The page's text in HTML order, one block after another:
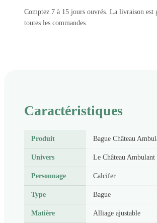
Comptez 7 à 15 jours ouvrés. La livraison est
toutes les commandes.
Caractéristiques
Produit Bague Château
Univers Le Château Ambulant
Personnage Calcifer
Type Bague
Matière Alliage ajustable